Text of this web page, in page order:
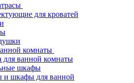
для кроватей
комнаты
для ванной комнаты
шкафы
и шкафы для ванной